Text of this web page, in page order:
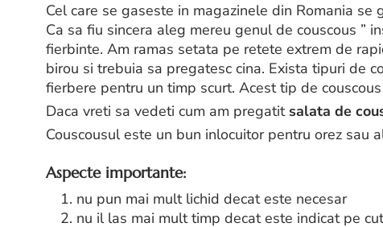
Cel care se gaseste in magazinele din Romania
Ca sa fiu sincera aleg mereu genul de couscous ”
fierbinte. Am ramas setata pe retete extrem de
birou si trebuia sa pregatesc cina. Exista tipuri de
fierbere pentru un timp scurt. Acest tip de
Daca vreti sa vedeti cum am pregatit salata de
Couscousul este un bun inlocuitor pentru orez sau
Aspecte importante:
1. nu pun mai mult lichid decat este necesar
2. nu il las mai mult timp decat este indicat pe